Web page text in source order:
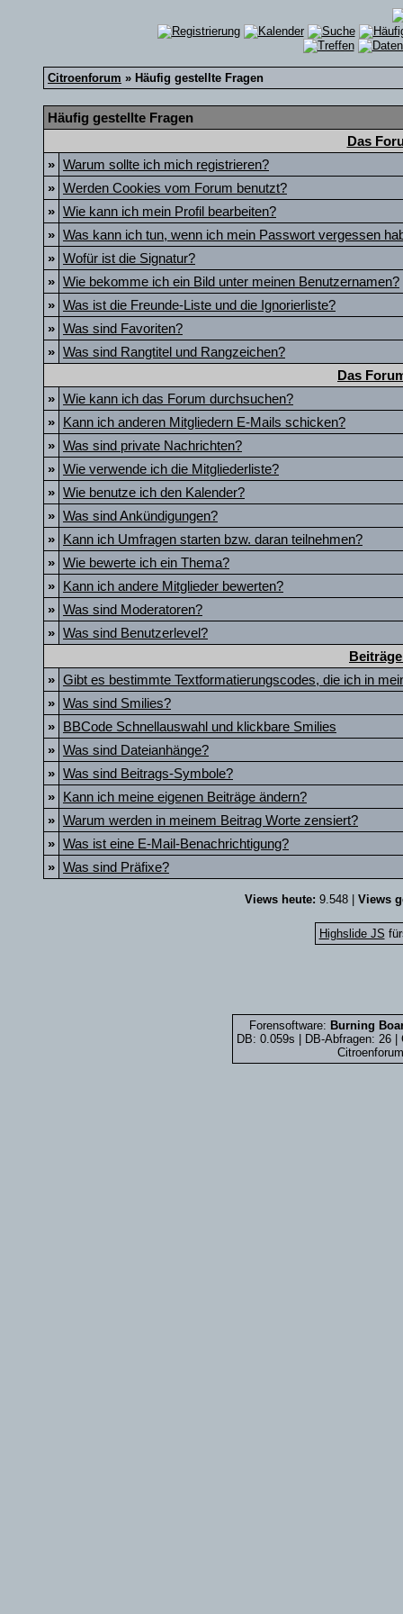
Citroenforum » Häufig gestellte Fragen
Häufig gestellte Fragen
Das
» Warum sollte ich mich registrieren?
» Werden Cookies vom Forum benutzt?
» Wie kann ich mein Profil bearbeiten?
» Was kann ich tun, wenn ich mein Passwort vergessen
» Wofür ist die Signatur?
» Wie bekomme ich ein Bild unter meinen Benutzernamen?
» Was ist die Freunde-Liste und die Ignorierliste?
» Was sind Favoriten?
» Was sind Rangtitel und Rangzeichen?
Das
» Wie kann ich das Forum durchsuchen?
» Kann ich anderen Mitgliedern E-Mails schicken?
» Was sind private Nachrichten?
» Wie verwende ich die Mitgliederliste?
» Wie benutze ich den Kalender?
» Was sind Ankündigungen?
» Kann ich Umfragen starten bzw. daran teilnehmen?
» Wie bewerte ich ein Thema?
» Kann ich andere Mitglieder bewerten?
» Was sind Moderatoren?
» Was sind Benutzerlevel?
» Gibt es bestimmte Textformatierungscodes, die ich in
» Was sind Smilies?
» BBCode Schnellauswahl und klickbare Smilies
» Was sind Dateianhänge?
» Was sind Beitrags-Symbole?
» Kann ich meine eigenen Beiträge ändern?
» Warum werden in meinem Beitrag Worte zensiert?
» Was ist eine E-Mail-Benachrichtigung?
» Was sind Präfixe?
Views heute: 9.548 | Views
Highslide JS
Forensoftware: Burning
DB: 0.059s | DB-Abfragen: 26